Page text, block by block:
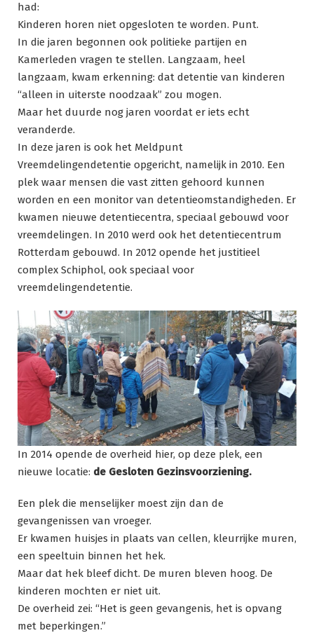
had:
Kinderen horen niet opgesloten te worden. Punt.
In die jaren begonnen ook politieke partijen en
Kamerleden vragen te stellen. Langzaam, heel
langzaam, kwam erkenning: dat detentie van kinderen
“alleen in uiterste noodzaak” zou mogen.
Maar het duurde nog jaren voordat er iets echt
veranderde.
In deze jaren is ook het Meldpunt
Vreemdelingendetentie opgericht, namelijk in 2010. Een
plek waar mensen die vast zitten gehoord kunnen
worden en een monitor van detentieomstandigheden. Er
kwamen nieuwe detentiecentra, speciaal gebouwd voor
vreemdelingen. In 2010 werd ook het detentiecentrum
Rotterdam gebouwd. In 2012 opende het justitieel
complex Schiphol, ook speciaal voor
vreemdelingendetentie.
In 2014 opende de overheid hier, op deze plek, een
nieuwe locatie: de Gesloten Gezinsvoorziening.
Een plek die menselijker moest zijn dan de
gevangenissen van vroeger.
Er kwamen huisjes in plaats van cellen, kleurrijke muren,
een speeltuin binnen het hek.
Maar dat hek bleef dicht. De muren bleven hoog. De
kinderen mochten er niet uit.
De overheid zei: “Het is geen gevangenis, het is opvang
met beperkingen.”